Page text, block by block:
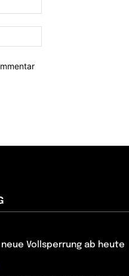
neue Vollsperrung ab heute